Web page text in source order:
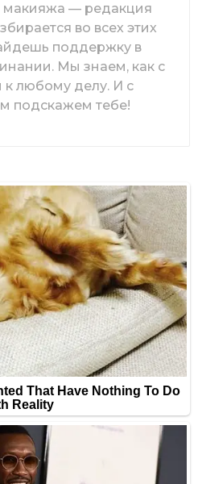
макияжа — редакция
во всех этих
поддержку в
Мы знаем, как с
любому делу. И с
подскажем тебе!